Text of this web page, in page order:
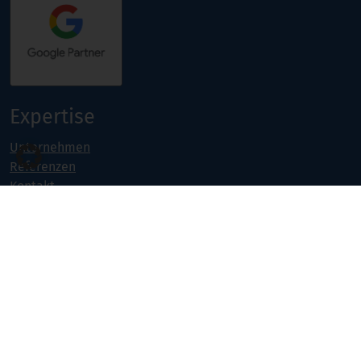
Expertise
Unternehmen
Referenzen
Kontakt